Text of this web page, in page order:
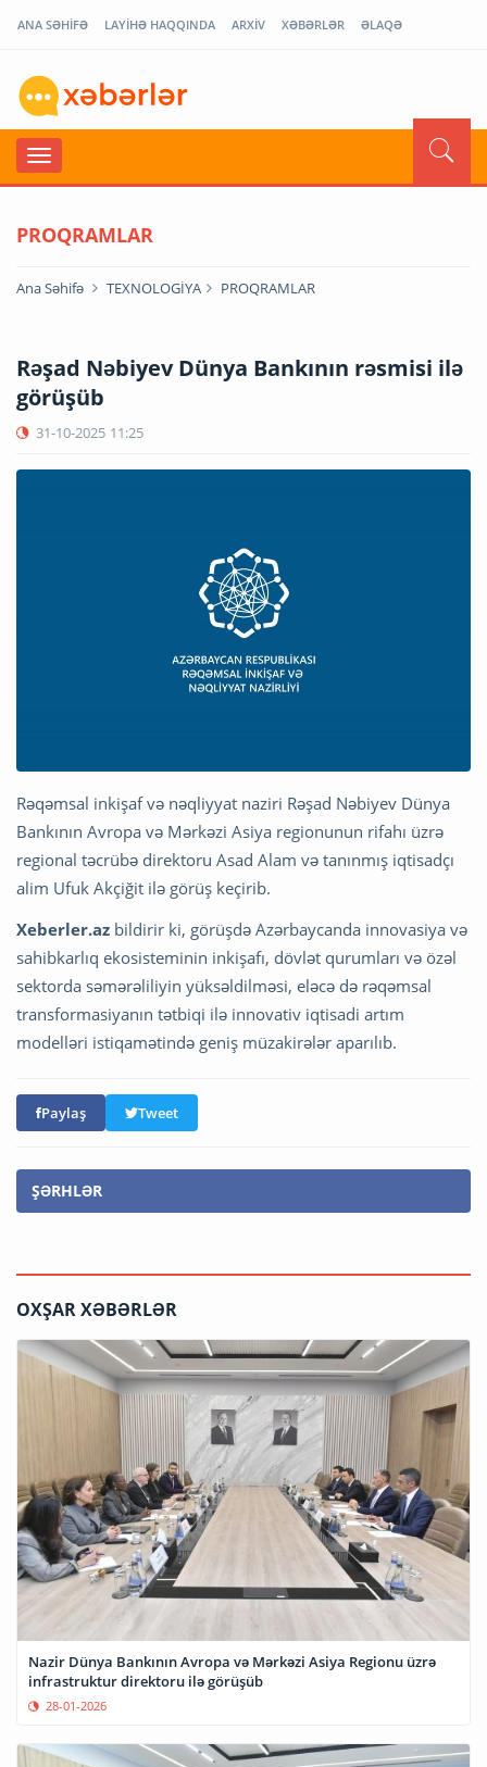
ANA SƏHİFƏ LAYİHƏ HAQQINDA ARXİV XƏBƏRLƏR ƏLAQƏ
PROQRAMLAR
Ana Səhifə TEXNOLOGİYA PROQRAMLAR
Rəşad Nəbiyev Dünya Bankının rəsmisi ilə
görüşüb
31-10-2025 11:25
Rəqəmsal inkişaf və nəqliyyat naziri Rəşad Nəbiyev Dünya
Bankının Avropa və Mərkəzi Asiya regionunun rifahı üzrə
regional təcrübə direktoru Asad Alam və tanınmış iqtisadçı
alim Ufuk Akçiğit ilə görüş keçirib.
Xeberler.az bildirir ki, görüşdə Azərbaycanda innovasiya və
sahibkarlıq ekosisteminin inkişafı, dövlət qurumları və özəl
sektorda səmərəliliyin yüksəldilməsi, eləcə də rəqəmsal
transformasiyanın tətbiqi ilə innovativ iqtisadi artım
modelləri istiqamətində geniş müzakirələr aparılıb.
Paylaş Tweet
ŞƏRHLƏR
OXŞAR XƏBƏRLƏR
Nazir Dünya Bankının Avropa və Mərkəzi Asiya Regionu üzrə
infrastruktur direktoru ilə görüşüb
28-01-2026